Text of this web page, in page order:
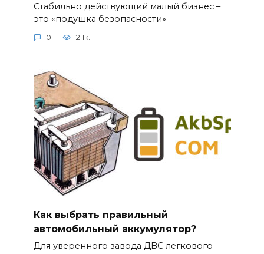
Стабильно действующий малый бизнес –
это «подушка безопасности»
0 2.1к.
Как выбрать правильный
автомобильный аккумулятор?
Для уверенного завода ДВС легкового